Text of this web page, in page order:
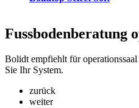
Fussbodenberatung
Bolidt empfiehlt für
Sie Ihr System.
zurück
weiter